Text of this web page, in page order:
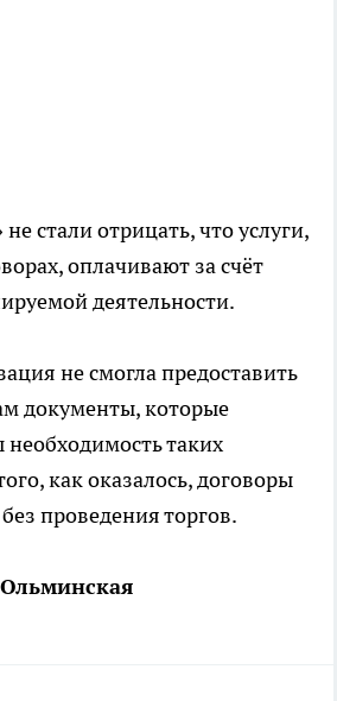
стали отрицать, что услуги,
оплачивают за счёт
деятельности.
не смогла предоставить
документы, которые
таких
как оказалось, договоры
проведения торгов.